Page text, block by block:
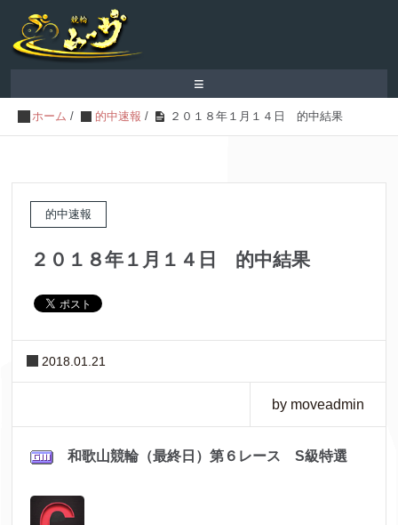
≡
ホーム / 的中速報 / ２０１８年１月１４日 的中結果
的中速報
２０１８年１月１４日 的中結果
2018.01.21
by moveadmin
和歌山競輪（最終日）第６レース S級特選